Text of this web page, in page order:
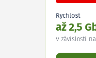
Rychlost
až 2,5
V závislosti